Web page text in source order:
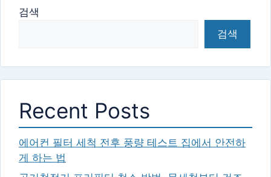
검색
검색
Recent Posts
에어컨 필터 세척 전후 풍량 테스트 집에서 안전하
게 하는 법